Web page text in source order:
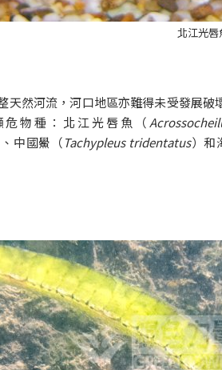
北江光唇
天然河流，河口地區亦難得未受發展
物種：北江光唇魚（
中國鱟（Tachypleus tridentatus）和